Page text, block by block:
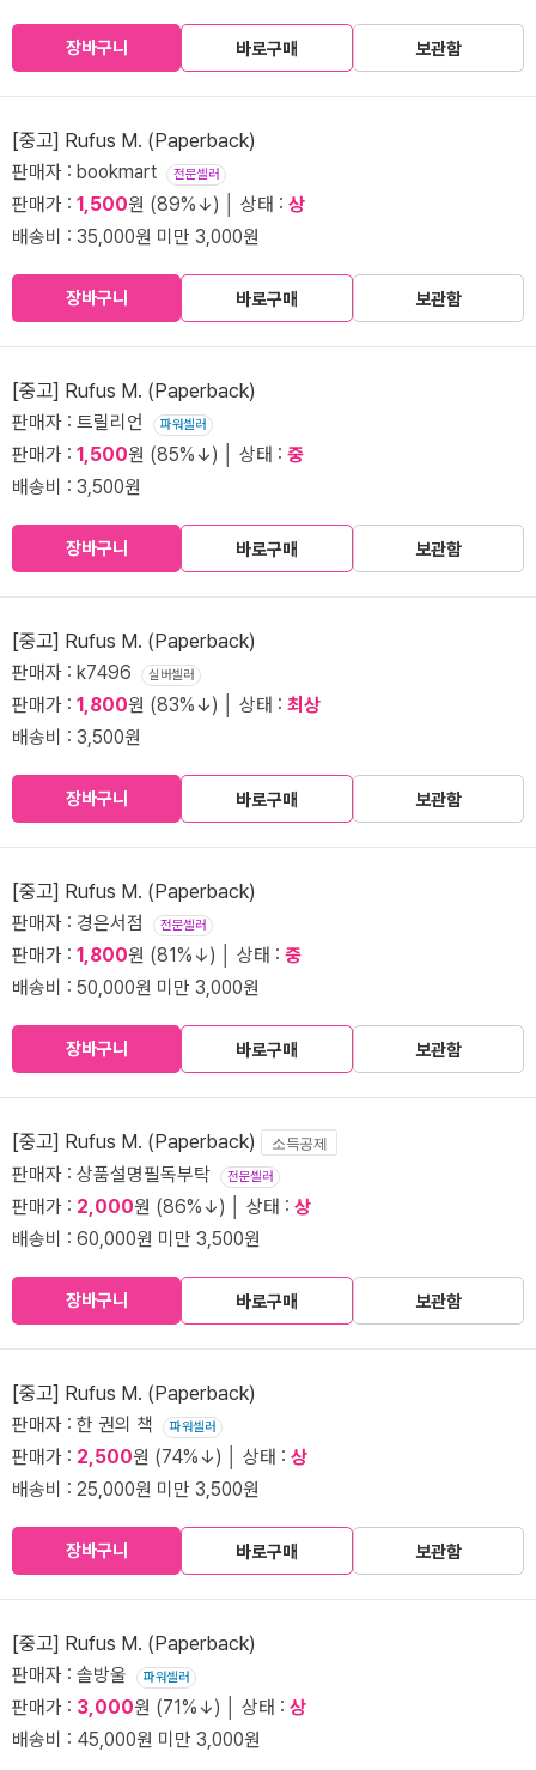
장바구니 바로구매 보관함
[중고] Rufus M. (Paperback)
판매자 : bookmart 전문셀러
판매가 : 1,500원 (89%↓) │ 상태 : 상
배송비 : 35,000원 미만 3,000원
장바구니 바로구매 보관함
[중고] Rufus M. (Paperback)
판매자 : 트릴리언 파워셀러
판매가 : 1,500원 (85%↓) │ 상태 : 중
배송비 : 3,500원
장바구니 바로구매 보관함
[중고] Rufus M. (Paperback)
판매자 : k7496 실버셀러
판매가 : 1,800원 (83%↓) │ 상태 : 최상
배송비 : 3,500원
장바구니 바로구매 보관함
[중고] Rufus M. (Paperback)
판매자 : 경은서점 전문셀러
판매가 : 1,800원 (81%↓) │ 상태 : 중
배송비 : 50,000원 미만 3,000원
장바구니 바로구매 보관함
[중고] Rufus M. (Paperback) 소득공제
판매자 : 상품설명필독부탁 전문셀러
판매가 : 2,000원 (86%↓) │ 상태 : 상
배송비 : 60,000원 미만 3,500원
장바구니 바로구매 보관함
[중고] Rufus M. (Paperback)
판매자 : 한 권의 책 파워셀러
판매가 : 2,500원 (74%↓) │ 상태 : 상
배송비 : 25,000원 미만 3,500원
장바구니 바로구매 보관함
[중고] Rufus M. (Paperback)
판매자 : 솔방울 파워셀러
판매가 : 3,000원 (71%↓) │ 상태 : 상
배송비 : 45,000원 미만 3,000원